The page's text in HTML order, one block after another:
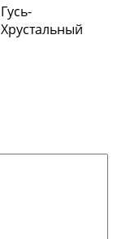
Гусь-
Хрустальный